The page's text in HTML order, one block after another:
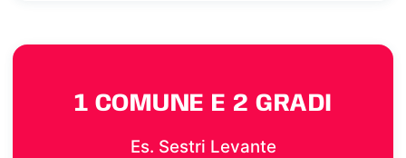
1 COMUNE E 2 GRADI
Es. Sestri Levante